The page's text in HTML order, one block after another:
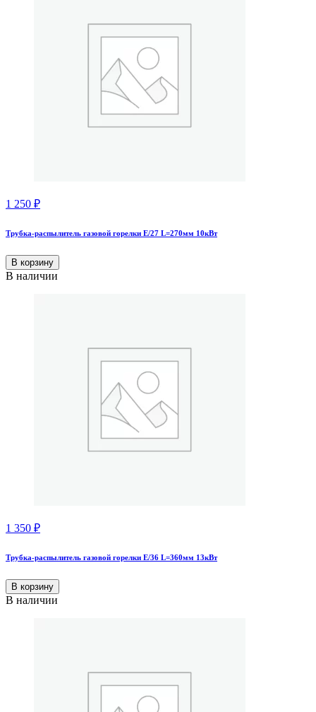
1 250 ₽
Трубка-распылитель газовой горелки Е/27 L=270мм 10кВт
В корзину
В наличии
1 350 ₽
Трубка-распылитель газовой горелки Е/36 L=360мм 13кВт
В корзину
В наличии